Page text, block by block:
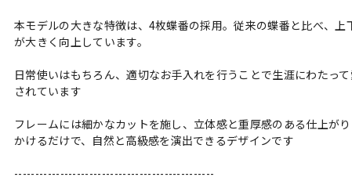
本モデルの大きな特徴は、4枚蝶番の採用。従来の蝶番と比べ、上
が大きく向上しています。
日常使いはもちろん、適切なお手入れを行うことで生涯にわたっ
されています
フレームには細かなカットを施し、立体感と重厚感のある仕上がり
かけるだけで、自然と高級感を演出できるデザインです
------------------------------------------------